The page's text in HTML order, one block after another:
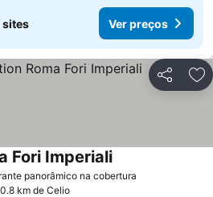
sites Ver preços
Partilhar
panorâmico na cobertura
Fori Imperiali
km de Celio